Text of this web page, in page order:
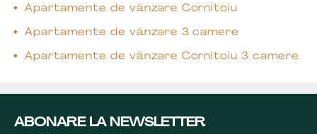
Apartamente de vânzare Cornitoiu
Apartamente de vânzare 3 camere
Apartamente de vânzare Cornitoiu 3 camere
ABONARE LA NEWSLETTER